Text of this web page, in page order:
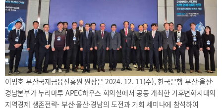
2025
2024
2023
2022
2021
2020
국내외
IR
새소식
언론보도
[48400] 부산광역시 남구 문현금융로40
부산국제금융센터 52층 부산국제금융진흥원
TEL.051-647-9052 / FAX.051-633-0398
이명호 부산국제금융진흥원 원장은 2024. 12. 11(수), 한국은행 부산·울산·
경남본부가 누리마루 APEC하우스 회의실에서 공동 개최한 기후변화시대의
지역경제 생존전략- 부산·울산·경남의 도전과 기회 세미나에 참석하여